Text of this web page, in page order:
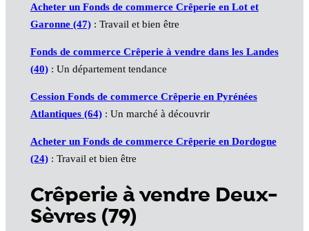
Acheter un Fonds de commerce Crêperieen Lot et
Garonne (47): Travail et bien être
Fonds de commerce Crêperieà vendre dans les Landes
(40): Un département tendance
Cession Fonds de commerce Crêperieen Pyrénées
Atlantiques (64): Un marché à découvrir
Acheter un Fonds de commerce Crêperieen Dordogne
(24): Travail et bien être
Crêperie à vendre Deux-
Sèvres (79)